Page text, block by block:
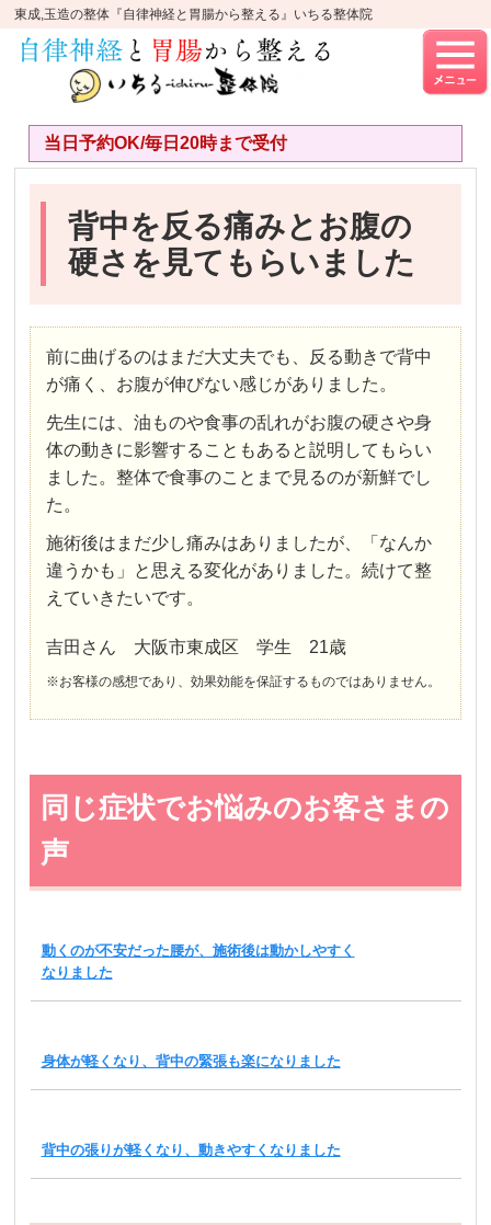
東成,玉造の整体『自律神経と胃腸から整える』いちる整体院
当日予約OK/毎日20時まで受付
背中を反る痛みとお腹の
硬さを見てもらいました
前に曲げるのはまだ大丈夫でも、反る動きで背中
が痛く、お腹が伸びない感じがありました。
先生には、油ものや食事の乱れがお腹の硬さや身
体の動きに影響することもあると説明してもらい
ました。整体で食事のことまで見るのが新鮮でし
た。
施術後はまだ少し痛みはありましたが、「なんか
違うかも」と思える変化がありました。続けて整
えていきたいです。
吉田さん 大阪市東成区 学生 21歳
※お客様の感想であり、効果効能を保証するものではありません。
同じ症状でお悩みのお客さまの
声
動くのが不安だった腰が、施術後は動かしやすく
なりました
身体が軽くなり、背中の緊張も楽になりました
背中の張りが軽くなり、動きやすくなりました